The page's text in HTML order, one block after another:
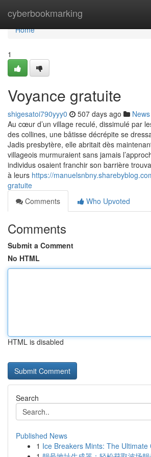
cyberbookmarking
Home
Home
1
Voyance gratuite
shigesatoi790yyy0 507 days ago News
Au cœur d’un village reculé, dissimulé par
des collines, une bâtisse décrépite se
Jadis presbytère, elle abritait dès
villageois murmuraient sans jamais
individus osaient franchir son barrière
à leurs https://
gratuite
Comments
Who Upvoted
Comments
Submit a Comment
No HTML
HTML is disabled
Search
Published News
1 Ice Breakers Mints: The Ultimate